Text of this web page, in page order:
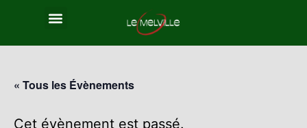
« Tous les Évènements
Cet évènement est passé.